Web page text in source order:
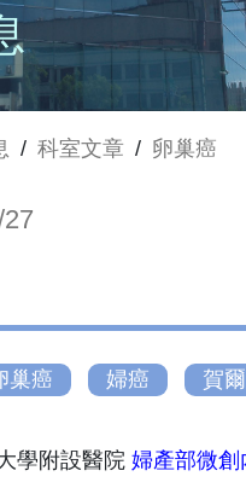
/ 科室文章 / 卵巢癌
巢癌 婦癌 賀
學附設醫院 婦產部微創